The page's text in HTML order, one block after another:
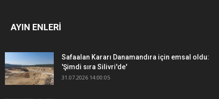
AYIN ENLERİ
Safaalan Kararı Danamandıra için emsal oldu:
'Şimdi sıra Silivri'de'
31.07.2026 14:00:05